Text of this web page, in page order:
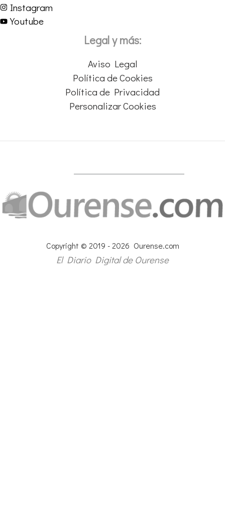
Instagram
Youtube
Legal y más:
Aviso Legal
Política de Cookies
Política de Privacidad
Personalizar Cookies
Copyright © 2019 - 2026 Ourense.com
El Diario Digital de Ourense